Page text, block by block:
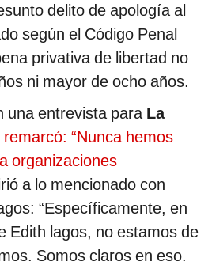
delito de apología al
según el Código Penal
privativa de libertad no
ni mayor de ocho años.
una entrevista para La
remarcó: “Nunca hemos
organizaciones
a lo mencionado con
“Específicamente, en
Edith lagos, no estamos de
Somos claros en eso.